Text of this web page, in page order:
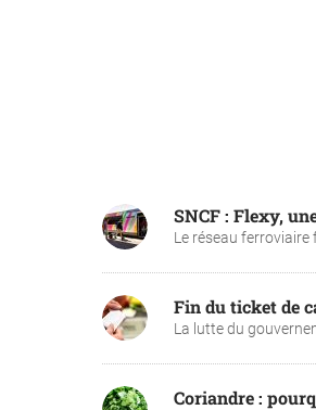
SNCF : Flexy,
Le réseau ferroviaire
Fin du ticket de
La lutte du
Coriandre :